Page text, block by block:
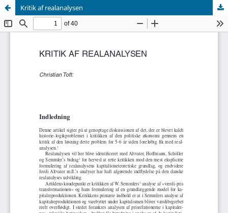
Kritik af realanalysen